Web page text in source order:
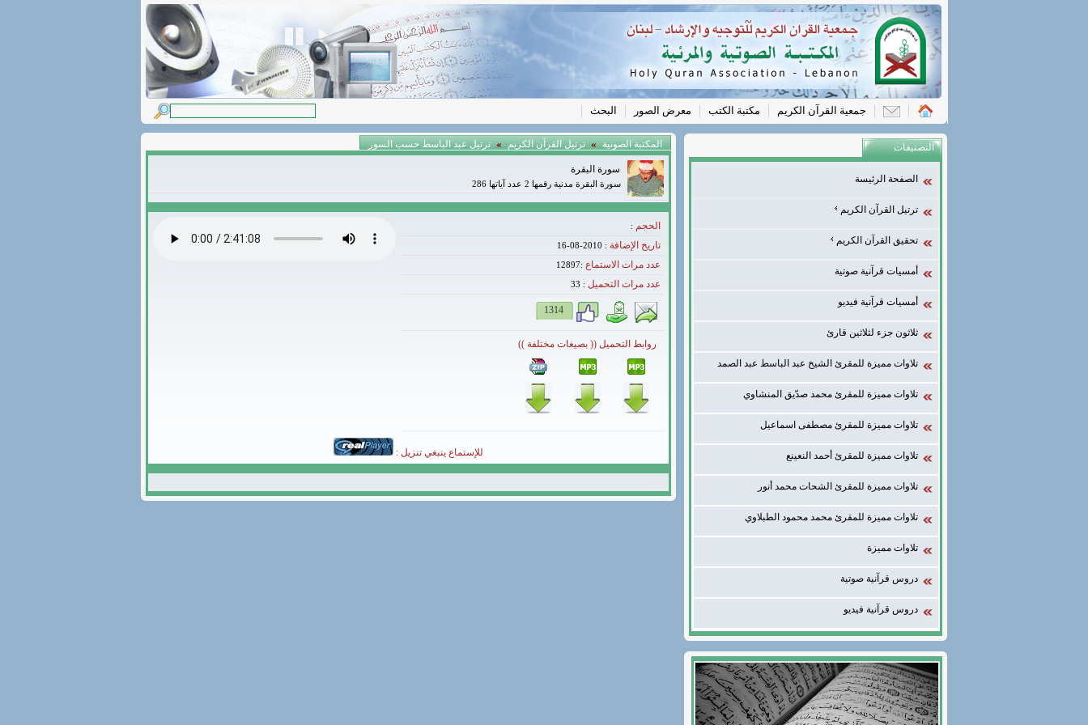
جمعية القرآن الكريم مكتبة الكتب معرض الصور البحث
المكتبة الصونية » ترتيل القرآن الكريم » ترتيل عبد الباسط حسب السور
سورة البقرة
سورة البقرة مدنية رقمها 2 عدد آياتها 286
الحجم :
تاريخ الإضافة : 2010-08-16
عدد مرات الاستماع :12897
عدد مرات التحميل :
33
1314
روابط التحميل (( بصيغات مختلفة ))
للإستماع ينبغي تنزيل :
التصنيفات
الصفحة الرئيسة
ترتيل القرآن الكريم
تحقيق القرآن الكريم
أمسيات قرآنية صوتية
أمسيات قرآنية فيديو
ثلاثون جزء لثلاثين قارئ
تلاوات مميزة للمقرئ الشيخ عبد الباسط عبد الصمد
تلاوات مميزة للمقرئ محمد صدّيق المنشاوي
تلاوات مميزة للمقرئ مصطفى اسماعيل
تلاوات مميزة للمقرئ أحمد النعينع
تلاوات مميزة للمقرئ الشحات محمد أنور
تلاوات مميزة للمقرئ محمد محمود الطبلاوي
تلاوات مميزة
دروس قرآنية صوتية
دروس قرآنية فيديو